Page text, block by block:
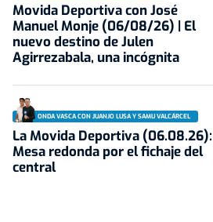
Movida Deportiva con José
Manuel Monje (06/08/26) | El
nuevo destino de Julen
Agirrezabala, una incógnita
ONDA VASCA CON JUANJO LUSA Y SAMU VALCÁRCEL
La Movida Deportiva (06.08.26):
Mesa redonda por el fichaje del
central